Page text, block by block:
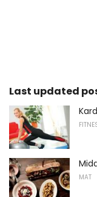
Last updated
MAT